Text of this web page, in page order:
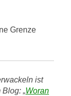
Grenze
ist
„Woran